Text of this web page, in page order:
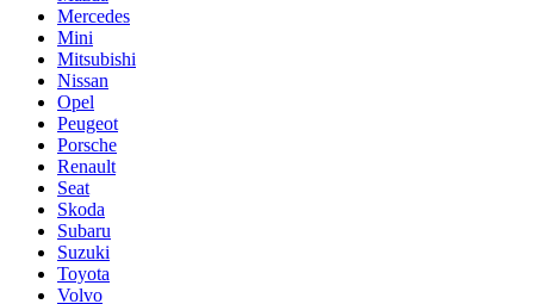
Mercedes
Mini
Mitsubishi
Nissan
Opel
Peugeot
Porsche
Renault
Seat
Skoda
Subaru
Suzuki
Toyota
Volvo